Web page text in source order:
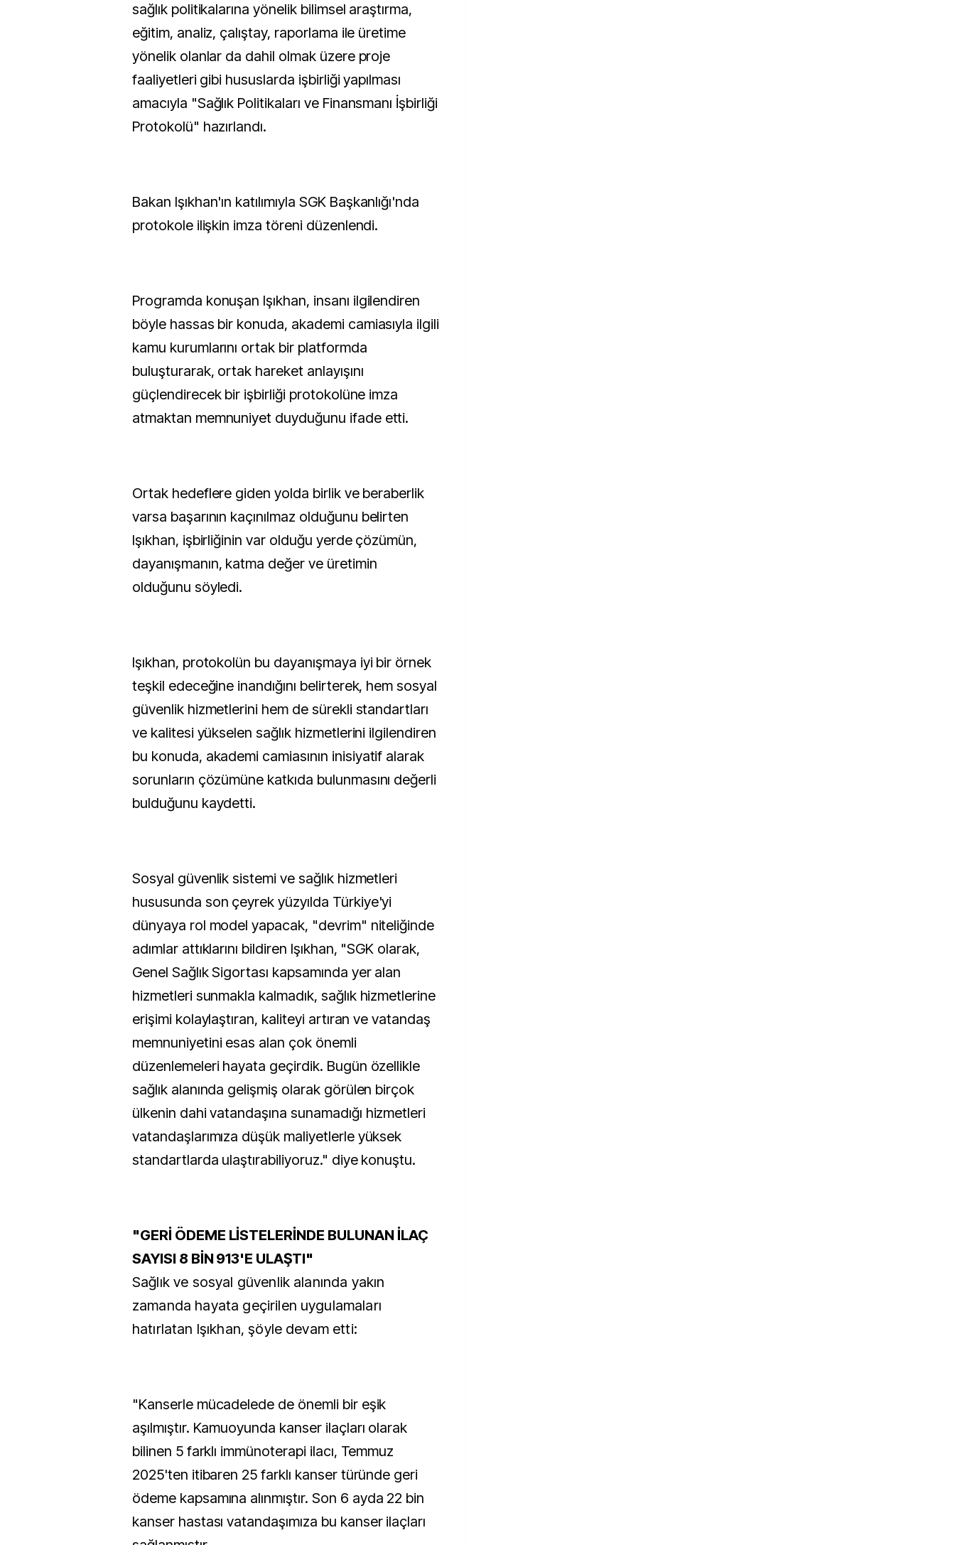
sağlık politikalarına yönelik bilimsel araştırma,
eğitim, analiz, çalıştay, raporlama ile üretime
yönelik olanlar da dahil olmak üzere proje
faaliyetleri gibi hususlarda işbirliği yapılması
amacıyla "Sağlık Politikaları ve Finansmanı İşbirliği
Protokolü" hazırlandı.
Bakan Işıkhan'ın katılımıyla SGK Başkanlığı'nda
protokole ilişkin imza töreni düzenlendi.
Programda konuşan Işıkhan, insanı ilgilendiren
böyle hassas bir konuda, akademi camiasıyla ilgili
kamu kurumlarını ortak bir platformda
buluşturarak, ortak hareket anlayışını
güçlendirecek bir işbirliği protokolüne imza
atmaktan memnuniyet duyduğunu ifade etti.
Ortak hedeflere giden yolda birlik ve beraberlik
varsa başarının kaçınılmaz olduğunu belirten
Işıkhan, işbirliğinin var olduğu yerde çözümün,
dayanışmanın, katma değer ve üretimin
olduğunu söyledi.
Işıkhan, protokolün bu dayanışmaya iyi bir örnek
teşkil edeceğine inandığını belirterek, hem sosyal
güvenlik hizmetlerini hem de sürekli standartları
ve kalitesi yükselen sağlık hizmetlerini ilgilendiren
bu konuda, akademi camiasının inisiyatif alarak
sorunların çözümüne katkıda bulunmasını değerli
bulduğunu kaydetti.
Sosyal güvenlik sistemi ve sağlık hizmetleri
hususunda son çeyrek yüzyılda Türkiye'yi
dünyaya rol model yapacak, "devrim" niteliğinde
adımlar attıklarını bildiren Işıkhan, "SGK olarak,
Genel Sağlık Sigortası kapsamında yer alan
hizmetleri sunmakla kalmadık, sağlık hizmetlerine
erişimi kolaylaştıran, kaliteyi artıran ve vatandaş
memnuniyetini esas alan çok önemli
düzenlemeleri hayata geçirdik. Bugün özellikle
sağlık alanında gelişmiş olarak görülen birçok
ülkenin dahi vatandaşına sunamadığı hizmetleri
vatandaşlarımıza düşük maliyetlerle yüksek
standartlarda ulaştırabiliyoruz." diye konuştu.
"GERİ ÖDEME LİSTELERİNDE BULUNAN İLAÇ
SAYISI 8 BİN 913'E ULAŞTI"
Sağlık ve sosyal güvenlik alanında yakın
zamanda hayata geçirilen uygulamaları
hatırlatan Işıkhan, şöyle devam etti:
"Kanserle mücadelede de önemli bir eşik
aşılmıştır. Kamuoyunda kanser ilaçları olarak
bilinen 5 farklı immünoterapi ilacı, Temmuz
2025'ten itibaren 25 farklı kanser türünde geri
ödeme kapsamına alınmıştır. Son 6 ayda 22 bin
kanser hastası vatandaşımıza bu kanser ilaçları